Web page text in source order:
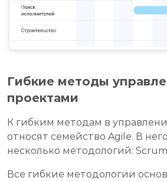
Гибкие методы
проектами
К гибким методам в
относят семейство Agile. В
несколько методологий:
Все гибкие методологии